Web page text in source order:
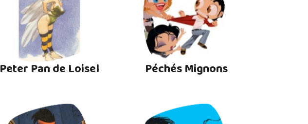
Peter Pan de Loisel Péchés Mignons